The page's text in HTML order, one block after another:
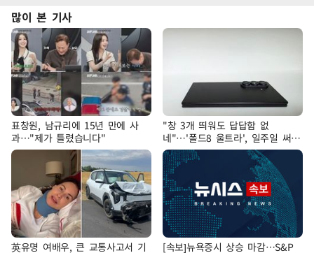
많이 본 기사
표창원, 남규리에 15년 만에 사
과…"제가 틀렸습니다"
"창 3개 띄워도 답답함 없
네"…'폴드8 울트라', 일주일 써보
니
英유명 여배우, 큰 교통사고서 기
[속보]뉴욕증시 상승 마감…S&P